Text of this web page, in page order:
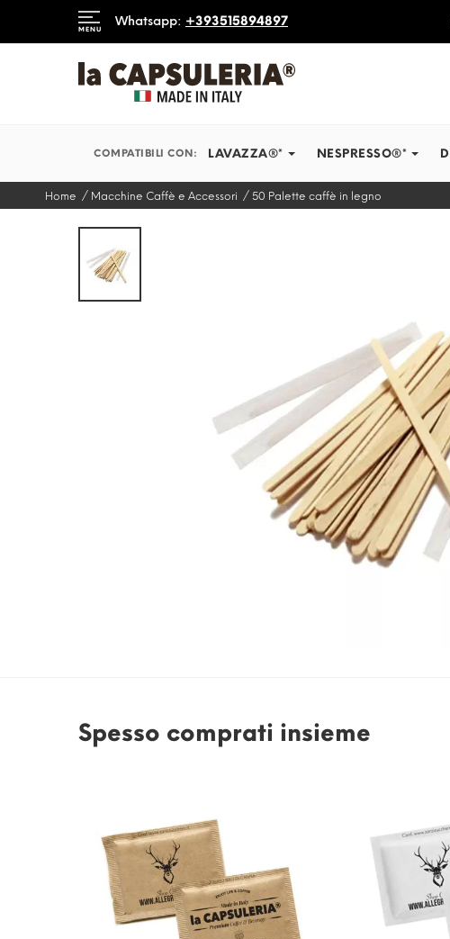
INFORMAZIONI BLOG
MENU
Whatsapp: +393515894897
IN TEMPI RECORD
COMPATIBILI CON: LAVAZZA®* NESPRESSO®*
Home Macchine Caffè e Accessori 50 Palette caffè in legno
Spesso comprati insieme